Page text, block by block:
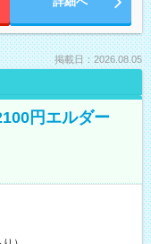
掲載日：2026.08.05
円エルダー